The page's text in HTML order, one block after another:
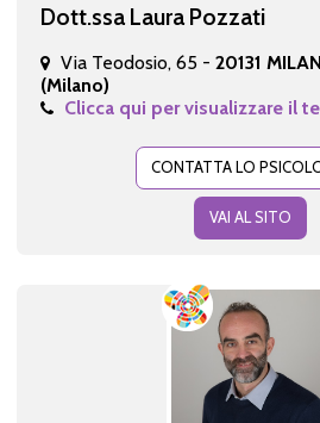
Dott.ssa Laura Pozzati
Via Teodosio, 65 - 20131
(Milano)
Clicca qui per visualizzare il
CONTATTA LO
VAI AL SITO